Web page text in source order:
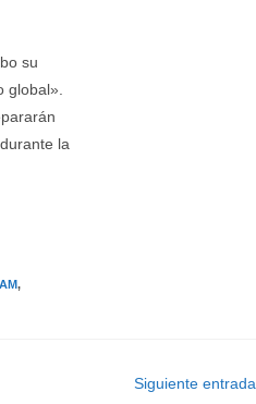
su
global».
la
,
Siguiente entrada